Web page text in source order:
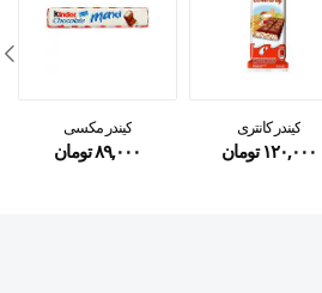
کیندر کانتری
۱۲۰,۰۰۰ تومان
کیندر مکسی
۸۹,۰۰۰تومان